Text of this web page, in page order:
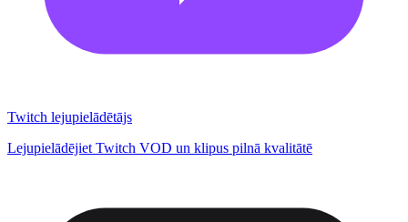
Twitch lejupielādētājs
Lejupielādējiet Twitch VOD un klipus pilnā kvalitātē